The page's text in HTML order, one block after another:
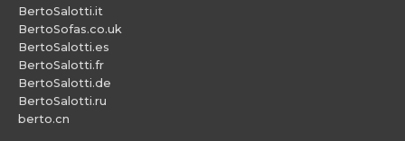
BertoSalotti.it
BertoSofas.co.uk
BertoSalotti.es
BertoSalotti.fr
BertoSalotti.de
BertoSalotti.ru
berto.cn